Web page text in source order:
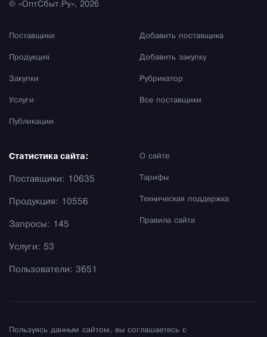
© «ОптСбыт.Ру», 2026
Поставщики
Продукция
Закупки
Услуги
Публикации
Добавить поставщика
Добавить закупку
Рубрикатор
Все поставщики
О сайте
Тарифы
Техническая поддержка
Правила сайта
Статистика сайта:
Поставщики: 10635
Продукция: 10556
Запросы: 145
Услуги: 53
Пользователи: 3651
Пользуясь данным сайтом, вы соглашаетесь с